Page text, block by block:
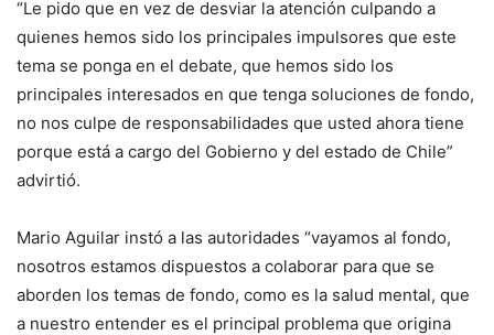
“Le pido que en vez de desviar la atención culpando a
quienes hemos sido los principales impulsores que este
tema se ponga en el debate, que hemos sido los
principales interesados en que tenga soluciones de fondo,
no nos culpe de responsabilidades que usted ahora tiene
porque está a cargo del Gobierno y del estado de Chile”
advirtió.
Mario Aguilar instó a las autoridades “vayamos al fondo,
nosotros estamos dispuestos a colaborar para que se
aborden los temas de fondo, como es la salud mental, que
a nuestro entender es el principal problema que origina